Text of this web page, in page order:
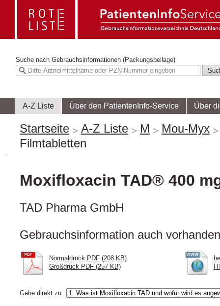
Suche nach Gebrauchsinformationen (Packungsbeilage)
A-Z Liste Über den PatientenInfo-Service Über
Startseite A-Z Liste M
Mou-Myx
Filmtabletten
Moxifloxacin TAD® 400
TAD Pharma GmbH
Gebrauchsinformation auch
Normaldruck PDF (208 KB)
Großdruck PDF (257 KB)
Gehe direkt zu